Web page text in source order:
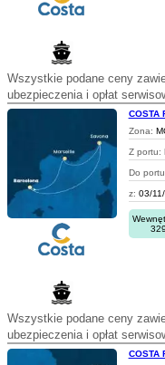
Wszystkie podane ceny
ubezpieczenia i opłat
COSTA
Zona:
Z portu:
Do
z: 03/
329
Wszystkie podane ceny
ubezpieczenia i opłat
COSTA